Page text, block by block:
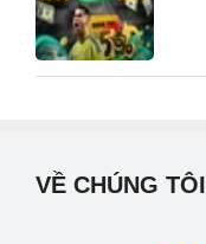
VỀ CHÚNG TÔI